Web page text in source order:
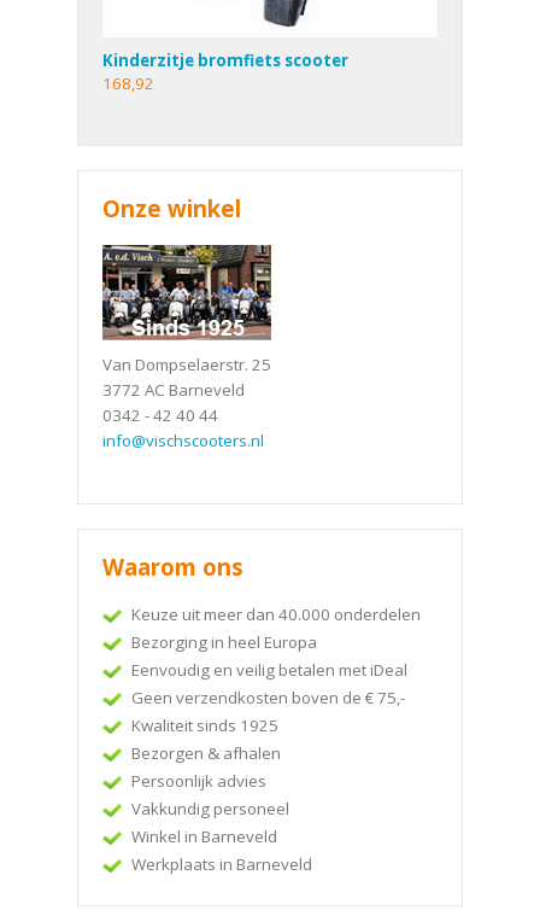
Kinderzitje bromfiets scooter
168,92
Onze winkel
Van Dompselaerstr. 25
3772 AC Barneveld
0342 - 42 40 44
info@vischscooters.nl
Waarom ons
Keuze uit meer dan 40.000 onderdelen
Bezorging in heel Europa
Eenvoudig en veilig betalen met iDeal
Geen verzendkosten boven de € 75,-
Kwaliteit sinds 1925
Bezorgen & afhalen
Persoonlijk advies
Vakkundig personeel
Winkel in Barneveld
Werkplaats in Barneveld